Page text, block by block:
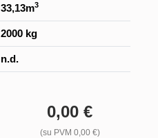
33,13m3
2000 kg
n.d.
0,00 €
(su PVM 0,00 €)